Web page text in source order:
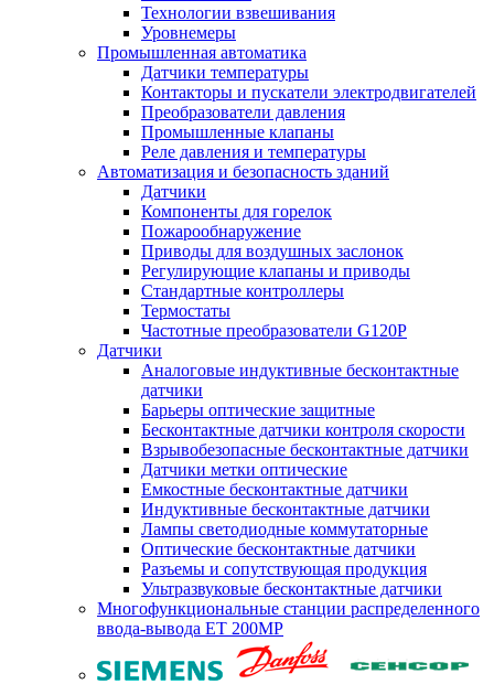
Технологии взвешивания
Уровнемеры
Промышленная автоматика
Датчики температуры
Контакторы и пускатели электродвигателей
Преобразователи давления
Промышленные клапаны
Реле давления и температуры
Автоматизация и безопасность зданий
Датчики
Компоненты для горелок
Пожарообнаружение
Приводы для воздушных заслонок
Регулирующие клапаны и приводы
Стандартные контроллеры
Термостаты
Частотные преобразователи G120P
Датчики
Аналоговые индуктивные бесконтактные
датчики
Барьеры оптические защитные
Бесконтактные датчики контроля скорости
Взрывобезопасные бесконтактные датчики
Датчики метки оптические
Емкостные бесконтактные датчики
Индуктивные бесконтактные датчики
Лампы светодиодные коммутаторные
Оптические бесконтактные датчики
Разъемы и сопутствующая продукция
Ультразвуковые бесконтактные датчики
Многофункциональные станции распределенного
ввода-вывода ET 200MP